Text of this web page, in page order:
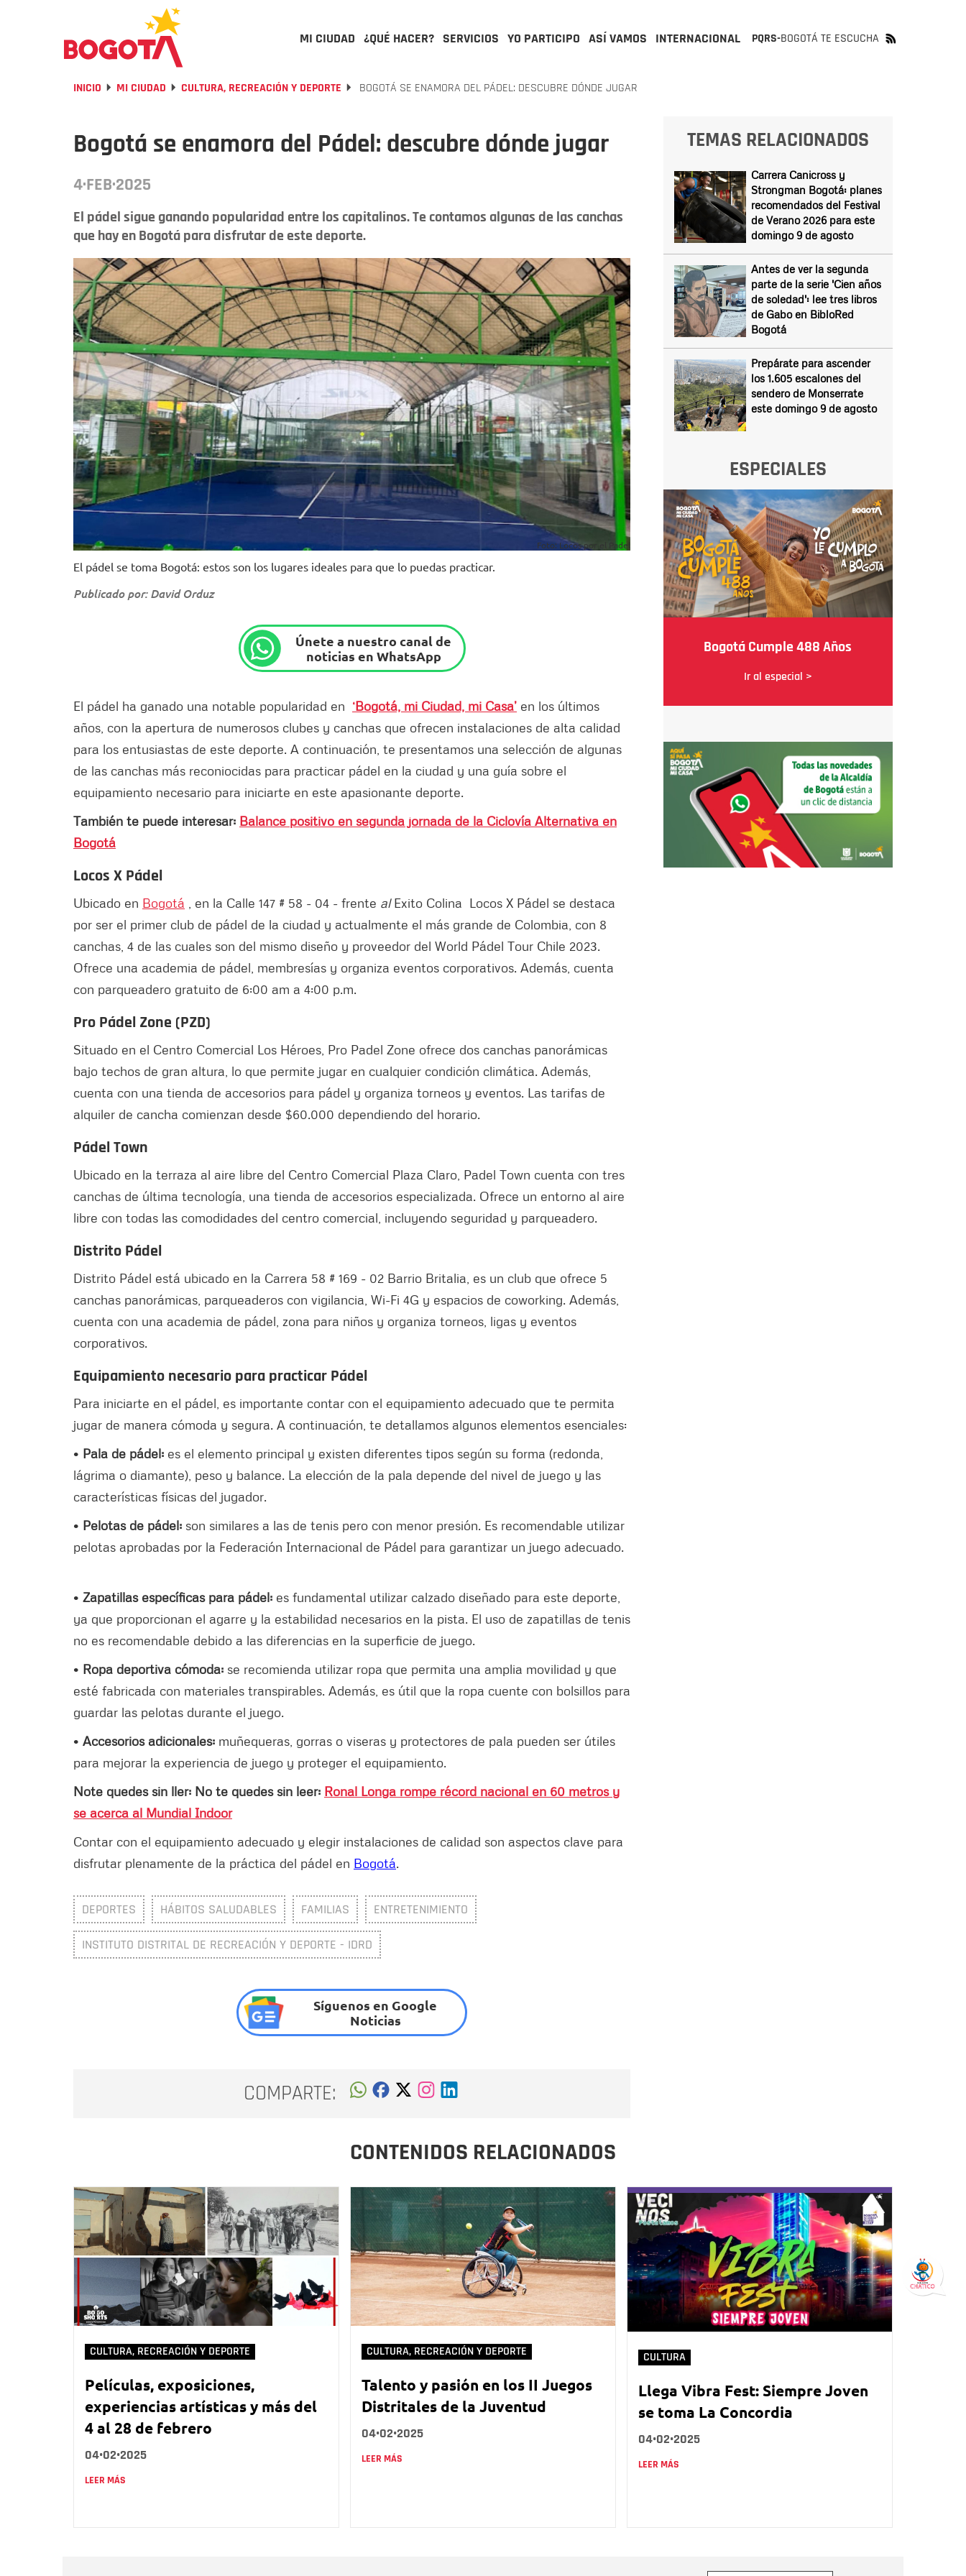
MI CIUDAD ¿QUÉ HACER? SERVICIOS YO PARTICIPO ASÍ VAMOS INTERNACIONAL PQRS-BOGOTÁ TE ESCUCHA
INICIO MI CIUDAD CULTURA, RECREACIÓN Y DEPORTE BOGOTÁ SE ENAMORA DEL PÁDEL: DESCUBRE DÓNDE JUGAR
Bogotá se enamora del Pádel: descubre dónde jugar
4·FEB·2025
El pádel sigue ganando popularidad entre los capitalinos. Te contamos algunas de las canchas
que hay en Bogotá para disfrutar de este deporte.
Foto: Locos por el Padel
El pádel se toma Bogotá: estos son los lugares ideales para que lo puedas practicar.
Publicado por: David Orduz
Únete a nuestro canal de
noticias en WhatsApp
El pádel ha ganado una notable popularidad en ‘Bogotá, mi Ciudad, mi Casa’ en los últimos
años, con la apertura de numerosos clubes y canchas que ofrecen instalaciones de alta calidad
para los entusiastas de este deporte. A continuación, te presentamos una selección de algunas
de las canchas más reconiocidas para practicar pádel en la ciudad y una guía sobre el
equipamiento necesario para iniciarte en este apasionante deporte.
También te puede interesar: Balance positivo en segunda jornada de la Ciclovía Alternativa en
Bogotá
Locos X Pádel
Ubicado en Bogotá , en la Calle 147 # 58 - 04 - frente alExito Colina Locos X Pádel se destaca
por ser el primer club de pádel de la ciudad y actualmente el más grande de Colombia, con 8
canchas, 4 de las cuales son del mismo diseño y proveedor del World Pádel Tour Chile 2023.
Ofrece una academia de pádel, membresías y organiza eventos corporativos. Además, cuenta
con parqueadero gratuito de 6:00 am a 4:00 p.m.
Pro Pádel Zone (PZD)
Situado en el Centro Comercial Los Héroes, Pro Padel Zone ofrece dos canchas panorámicas
bajo techos de gran altura, lo que permite jugar en cualquier condición climática. Además,
cuenta con una tienda de accesorios para pádel y organiza torneos y eventos. Las tarifas de
alquiler de cancha comienzan desde $60.000 dependiendo del horario.
Pádel Town
Ubicado en la terraza al aire libre del Centro Comercial Plaza Claro, Padel Town cuenta con tres
canchas de última tecnología, una tienda de accesorios especializada. Ofrece un entorno al aire
libre con todas las comodidades del centro comercial, incluyendo seguridad y parqueadero.
Distrito Pádel
Distrito Pádel está ubicado en la Carrera 58 # 169 - 02 Barrio Britalia, es un club que ofrece 5
canchas panorámicas, parqueaderos con vigilancia, Wi-Fi 4G y espacios de coworking. Además,
cuenta con una academia de pádel, zona para niños y organiza torneos, ligas y eventos
corporativos.
Equipamiento necesario para practicar Pádel
Para iniciarte en el pádel, es importante contar con el equipamiento adecuado que te permita
jugar de manera cómoda y segura. A continuación, te detallamos algunos elementos esenciales:
• Pala de pádel: es el elemento principal y existen diferentes tipos según su forma (redonda,
lágrima o diamante), peso y balance. La elección de la pala depende del nivel de juego y las
características físicas del jugador.
• Pelotas de pádel: son similares a las de tenis pero con menor presión. Es recomendable utilizar
pelotas aprobadas por la Federación Internacional de Pádel para garantizar un juego adecuado.
• Zapatillas específicas para pádel: es fundamental utilizar calzado diseñado para este deporte,
ya que proporcionan el agarre y la estabilidad necesarios en la pista. El uso de zapatillas de tenis
no es recomendable debido a las diferencias en la superficie de juego.
• Ropa deportiva cómoda: se recomienda utilizar ropa que permita una amplia movilidad y que
esté fabricada con materiales transpirables. Además, es útil que la ropa cuente con bolsillos para
guardar las pelotas durante el juego.
• Accesorios adicionales: muñequeras, gorras o viseras y protectores de pala pueden ser útiles
para mejorar la experiencia de juego y proteger el equipamiento.
Note quedes sin ller: No te quedes sin leer: Ronal Longa rompe récord nacional en 60 metros y
se acerca al Mundial Indoor
Contar con el equipamiento adecuado y elegir instalaciones de calidad son aspectos clave para
disfrutar plenamente de la práctica del pádel en Bogotá.
DEPORTES HÁBITOS SALUDABLES FAMILIAS ENTRETENIMIENTO
INSTITUTO DISTRITAL DE RECREACIÓN Y DEPORTE - IDRD
Síguenos en Google
Noticias
COMPARTE:
TEMAS RELACIONADOS
Carrera Canicross y
Strongman Bogotá: planes
recomendados del Festival
de Verano 2026 para este
domingo 9 de agosto
Antes de ver la segunda
parte de la serie 'Cien años
de soledad': lee tres libros
de Gabo en BibloRed
Bogotá
Prepárate para ascender
los 1.605 escalones del
sendero de Monserrate
este domingo 9 de agosto
ESPECIALES
Bogotá Cumple 488 Años
Ir al especial >
CONTENIDOS RELACIONADOS
CULTURA, RECREACIÓN Y DEPORTE
Películas, exposiciones,
experiencias artísticas y más del
4 al 28 de febrero
04•02•2025
LEER MÁS
CULTURA, RECREACIÓN Y DEPORTE
Talento y pasión en los II Juegos
Distritales de la Juventud
04•02•2025
LEER MÁS
CULTURA
Llega Vibra Fest: Siempre Joven
se toma La Concordia
04•02•2025
LEER MÁS